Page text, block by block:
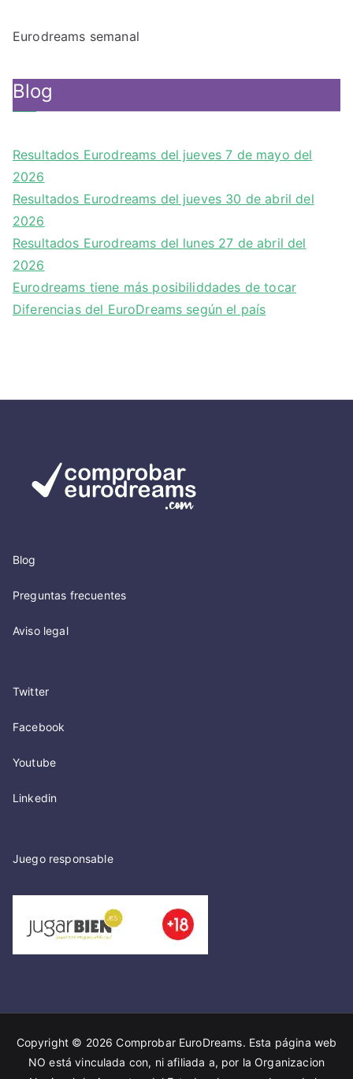
Eurodreams semanal
Blog
Resultados Eurodreams del jueves 7 de mayo del
2026
Resultados Eurodreams del jueves 30 de abril del
2026
Resultados Eurodreams del lunes 27 de abril del
2026
Eurodreams tiene más posibiliddades de tocar
Diferencias del EuroDreams según el país
Blog
Preguntas frecuentes
Aviso legal
Twitter
Facebook
Youtube
Linkedin
Juego responsable
Copyright © 2026Comprobar EuroDreams. Esta página web
NO está vinculada con, ni afiliada a, por la Organizacion